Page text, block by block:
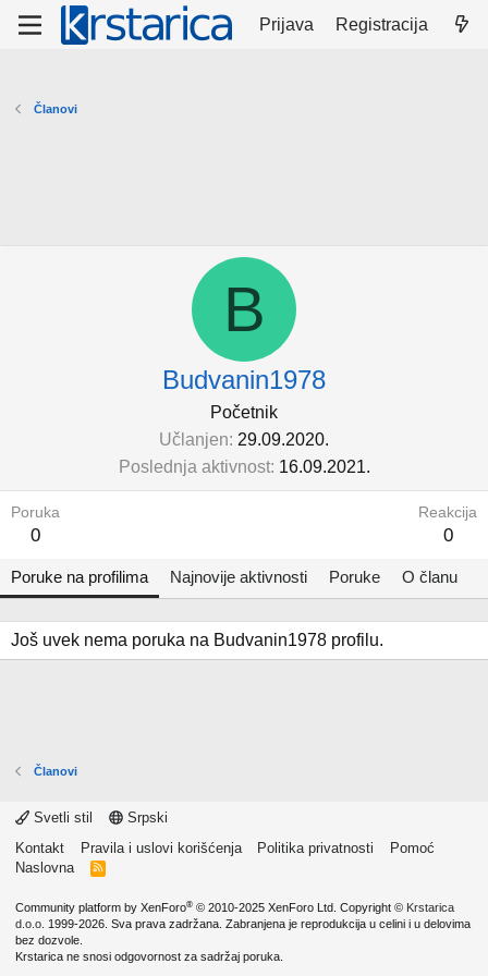
Prijava Registracija
Članovi
B
Budvanin1978
Početnik
Učlanjen 29.09.2020.
Poslednja aktivnost 16.09.2021.
Poruka
0
Reakcija
0
Poruke na profilima Najnovije aktivnosti Poruke O članu
Još uvek nema poruka na Budvanin1978 profilu.
Članovi
Svetli stil
Srpski
Kontakt
Pravila i uslovi korišćenja Politika privatnosti
Pomoć
Naslovna
R
Community platform by XenForo® © 2010-2025 XenForo Ltd. Copyright © Krstarica
d.o.o. 1999-2026. Sva prava zadržana. Zabranjena je reprodukcija u celini i u delovima
bez dozvole.
Krstarica ne snosi odgovornost za sadržaj poruka.